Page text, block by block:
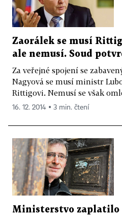
Zaorálek se musí
ale nemusí. Soud
Za veřejné spojení se
Nagyová se musí ministr
Rittigovi. Nemusí se však
16. 12. 2014 ▪ 3 min. čtení
Ministerstvo zaplatilo